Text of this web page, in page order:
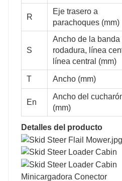
R
Eje trasero a
parachoques (mm)
S
Ancho de la banda
rodadura, línea
línea central (mm)
T Ancho (mm)
En
Ancho del
(mm)
Detalles del producto
Minicargadora
700
1500